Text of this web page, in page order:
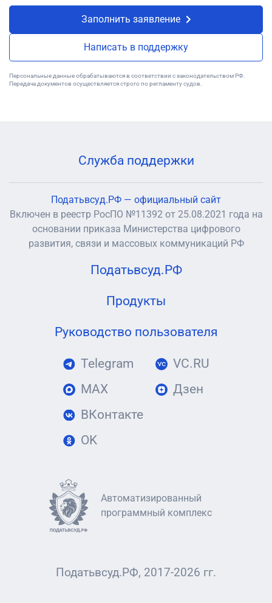
Заполнить заявление
Написать в поддержку
Персональные данные обрабатываются в соответствии с законодательством РФ.
Передача документов осуществляется строго по регламенту судов.
Служба поддержки
Податьвсуд.РФ — официальный сайт
Включен в реестр РосПО №11392 от 25.08.2021 года на
основании приказа Министерства цифрового
развития, связи и массовых коммуникаций РФ
Податьвсуд.РФ
Продукты
Руководство пользователя
Telegram
MAX
ВКонтакте
OK
VC.RU
Дзен
Автоматизированный
программный комплекс
Податьвсуд.РФ, 2017-2026 гг.